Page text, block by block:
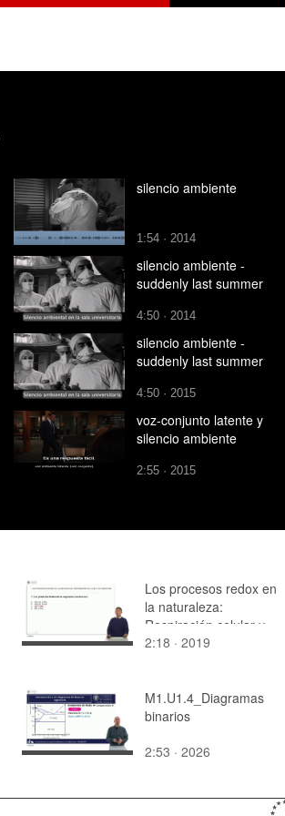
silencio ambiente
1:54 · 2014
silencio ambiente -
suddenly last summer
4:50 · 2014
silencio ambiente -
suddenly last summer
4:50 · 2015
voz-conjunto latente y
silencio ambiente
2:55 · 2015
Los procesos redox en
la naturaleza:
Respiración celular y
fotosíntesis.
2:18 · 2019
M1.U1.4_Diagramas
binarios
2:53 · 2026